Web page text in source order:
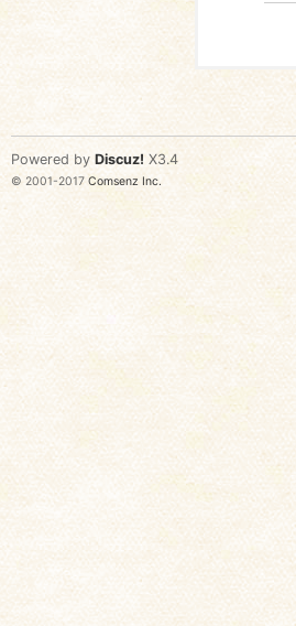
Powered by Discuz! X3.4
© 2001-2017 Comsenz Inc.